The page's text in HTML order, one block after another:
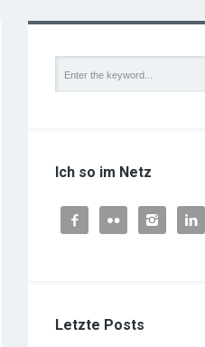
Ich so im Netz
   
Letzte Posts